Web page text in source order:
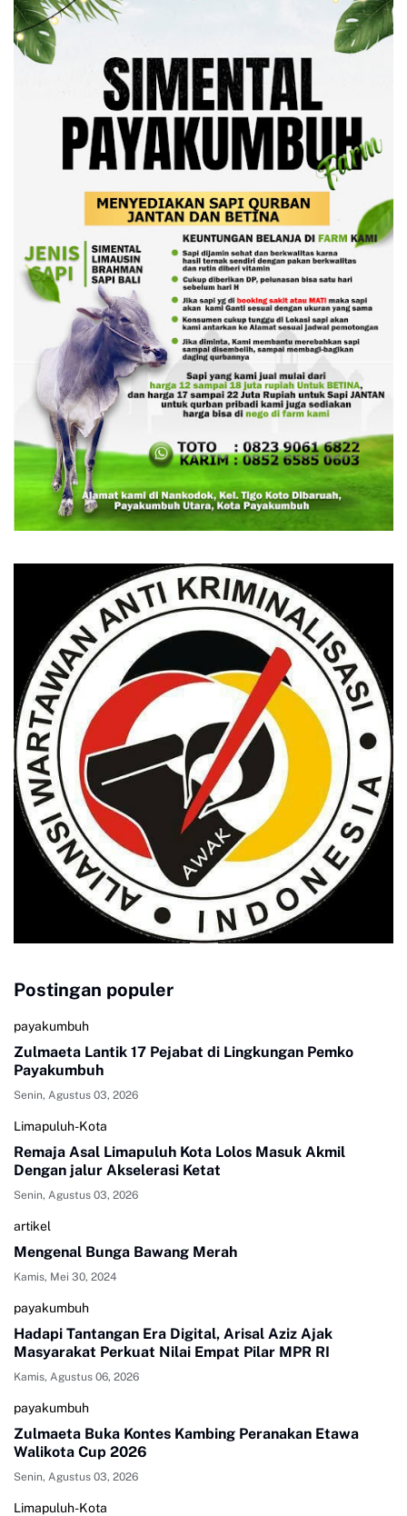
Postingan populer
payakumbuh
Zulmaeta Lantik 17 Pejabat di Lingkungan Pemko
Payakumbuh
Senin, Agustus 03, 2026
Limapuluh-Kota
Remaja Asal Limapuluh Kota Lolos Masuk Akmil
Dengan jalur Akselerasi Ketat
Senin, Agustus 03, 2026
artikel
Mengenal Bunga Bawang Merah
Kamis, Mei 30, 2024
payakumbuh
Hadapi Tantangan Era Digital, Arisal Aziz Ajak
Masyarakat Perkuat Nilai Empat Pilar MPR RI
Kamis, Agustus 06, 2026
payakumbuh
Zulmaeta Buka Kontes Kambing Peranakan Etawa
Walikota Cup 2026
Senin, Agustus 03, 2026
Limapuluh-Kota